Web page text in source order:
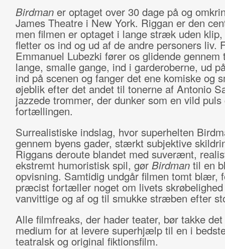
Birdmaner optaget over 30 dage på og
James Theatre i New York. Riggan er den
men filmen er optaget i lange stræk uden
fletter os ind og ud af de andre personers liv.
Emmanuel Lubezki fører os glidende gennem
lange, smalle gange, ind i garderoberne, ud
ind på scenen og fanger det ene komiske og
øjeblik efter det andet til tonerne af Antonio
jazzede trommer, der dunker som en vild puls
fortællingen.
Surrealistiske indslag, hvor superhelten
gennem byens gader, stærkt subjektive
Riggans deroute blandet med suverænt,
ekstremt humoristisk spil, gørBirdmantil en
opvisning. Samtidig undgår filmen tomt blær,
præcist fortæller noget om livets skrøbelighed
vanvittige og af og til smukke stræben efter
Alle filmfreaks, der hader teater, bør takke
medium for at levere superhjælp til en i
teatralsk og original fiktionsfilm.